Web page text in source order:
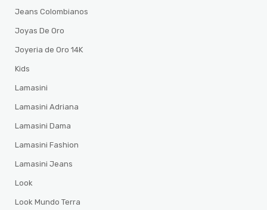
Jeans Colombianos
Joyas De Oro
Joyeria de Oro 14K
Kids
Lamasini
Lamasini Adriana
Lamasini Dama
Lamasini Fashion
Lamasini Jeans
Look
Look Mundo Terra